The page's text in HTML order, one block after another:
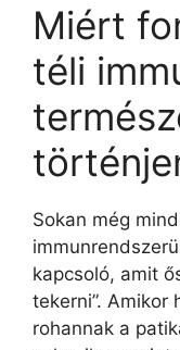
Miért
téli
Sokan még
kapcsoló, amit
tekerni”. Amikor
rohannak a